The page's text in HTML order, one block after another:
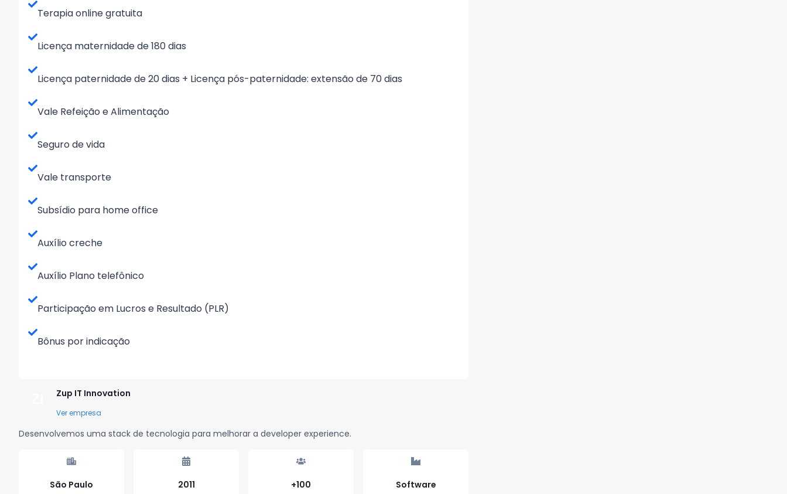
Terapia online gratuita
Licença maternidade de 180 dias
Licença paternidade de 20 dias + Licença pós-paternidade: extensão de 70 dias
Vale Refeição e Alimentação
Seguro de vida
Vale transporte
Subsídio para home office
Auxílio creche
Auxílio Plano telefônico
Participação em Lucros e Resultado (PLR)
Bônus por indicação
Zup IT Innovation
Ver empresa
Desenvolvemos uma stack de tecnologia para melhorar a developer experience.
São Paulo 2011 +100 Software